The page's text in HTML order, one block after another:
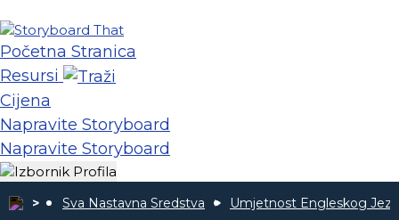
Početna Stranica
Resursi
Cijena
Napravite Storyboard
Napravite Storyboard
Sva Nastavna Sredstva Umjetnost Engleskog